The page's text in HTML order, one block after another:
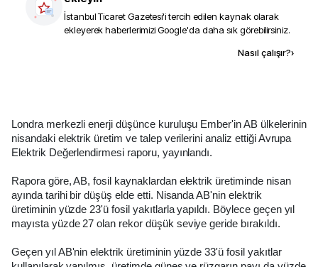
İstanbul Ticaret Gazetesi'i tercih edilen kaynak olarak
ekleyerek haberlerimizi Google'da daha sık görebilirsiniz.
Nasıl çalışır?›
Londra merkezli enerji düşünce kuruluşu Ember'in AB ülkelerinin
nisandaki elektrik üretim ve talep verilerini analiz ettiği Avrupa
Elektrik Değerlendirmesi raporu, yayınlandı.
Rapora göre, AB, fosil kaynaklardan elektrik üretiminde nisan
ayında tarihi bir düşüş elde etti. Nisanda AB'nin elektrik
üretiminin yüzde 23'ü fosil yakıtlarla yapıldı. Böylece geçen yıl
mayısta yüzde 27 olan rekor düşük seviye geride bırakıldı.
Geçen yıl AB'nin elektrik üretiminin yüzde 33'ü fosil yakıtlar